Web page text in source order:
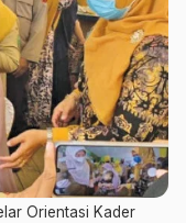
Orientasi Kader